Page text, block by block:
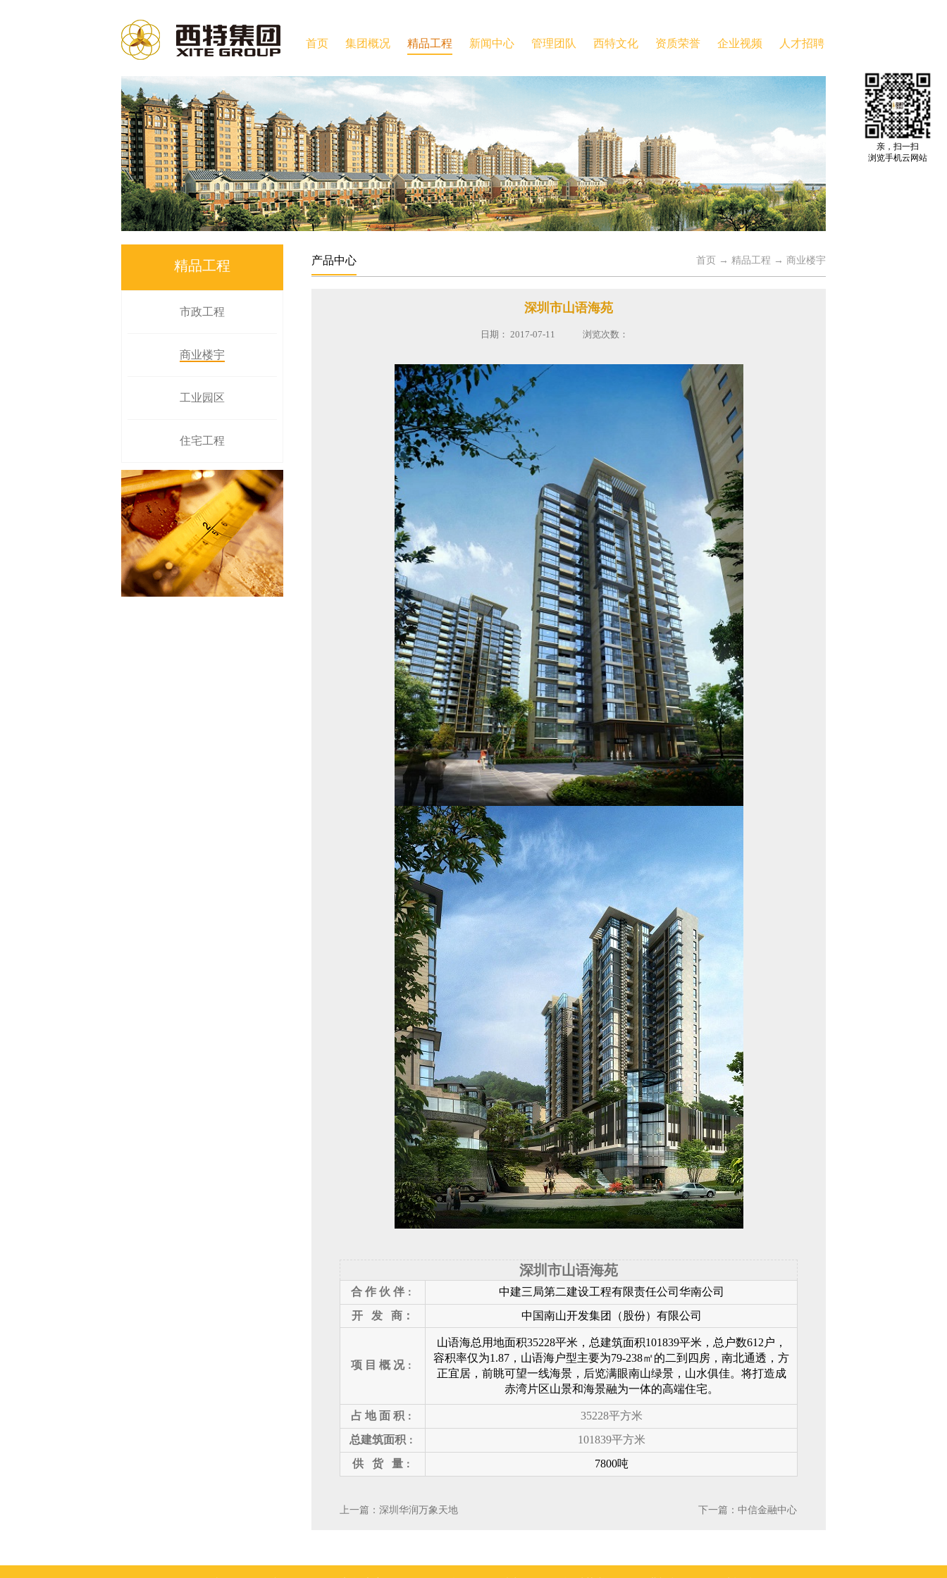
首页 集团概况 精品工程 新闻中心 管理团队 西特文化 资质荣誉 企业视频 人才招聘
精品工程
市政工程
商业楼宇
工业园区
住宅工程
产品中心 首页 → 精品工程 → 商业楼宇
深圳市山语海苑
日期： 2017-07-11 浏览次数：
深圳市山语海苑
合 作 伙 伴 ：
中建三局第二建设工程有限责任公司华南公司
开 发 商：
中国南山开发集团（股份）有限公司
项 目 概 况：
山语海总用地面积35228平米，总建筑面积101839平米， 总户数612户，
容积率仅为1.87，山语海户型主要为79-238㎡的二到四房，南北通透，方
正宜居，前眺可望一线海景，后览满眼南山绿景，山水俱佳。将打造成
赤湾片区山景和海景融为一体的高端住宅。
占 地 面 积 ： 35228平方米
总建筑面积 ： 101839平方米
供 货 量 ： 7800吨
上一篇： 深圳华润万象天地 下一篇：中信金融中心
亲，扫一扫
浏览手机云网站